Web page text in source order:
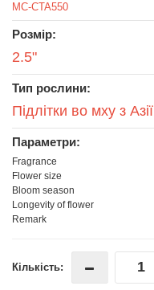
MC-CTA550
Розмір:
2.5"
Тип рослини:
Підлітки во мху з Азії
Параметри:
Fragrance
Flower size
Bloom season
Longevity of flower
Remark
Кількість: